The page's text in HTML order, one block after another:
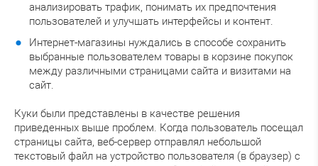
анализировать трафик, понимать их предпочтения
пользователей и улучшать интерфейсы и контент.
Интернет-магазины нуждались в способе сохранить
выбранные пользователем товары в корзине покупок
между различными страницами сайта и визитами на
сайт.
Куки были представлены в качестве решения
приведенных выше проблем. Когда пользователь посещал
страницы сайта, веб-сервер отправлял небольшой
текстовый файл на устройство пользователя (в браузер) с